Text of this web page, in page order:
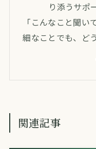
り添うサポ
「こんなこと聞
細なことでも、ど
関連記事